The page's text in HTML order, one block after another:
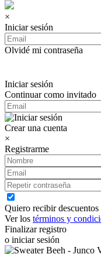
×
Iniciar sesión
Olvidé mi contraseña
Iniciar sesión
Continuar como invitado
Crear una cuenta
×
Registrarme
Quiero recibir
Ver los términos y
Finalizar registro
o iniciar sesión